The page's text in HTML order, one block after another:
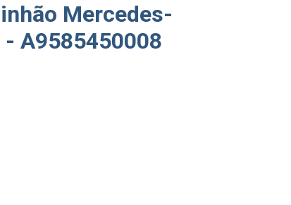
Mercedes-
- A9585450008